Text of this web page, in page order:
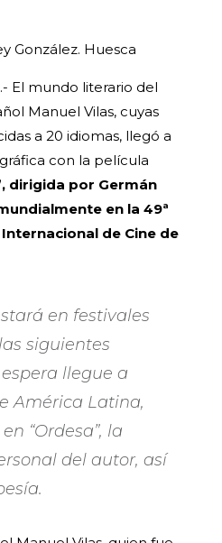
González. Huesca
El mundo literario del
Manuel Vilas, cuyas
a 20 idiomas, llegó a
con la película
dirigida por Germán
en la 49ª
de Cine de
en festivales
siguientes
llegue a
América Latina,
“Ordesa”, la
del autor, así